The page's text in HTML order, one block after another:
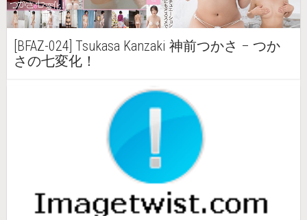
[BFAZ-024] Tsukasa Kanzaki 神前つかさ – つか
さの七変化！